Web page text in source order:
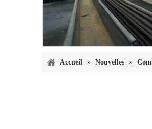
Accueil » Nouvelles »